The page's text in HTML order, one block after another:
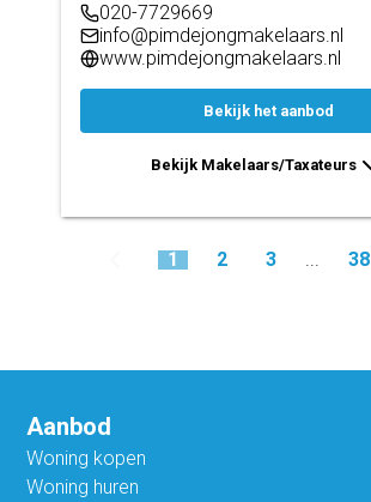
020-7729669
info@pimdejongmakelaars.nl
www.pimdejongmakelaars.nl
Bekijk het aanbod
Bekijk Makelaars/Taxateurs
1 2 3 ... 38
Aanbod
Woning kopen
Woning huren